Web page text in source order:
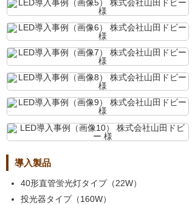
導入製品
40形直管蛍光灯タイプ（22W）
投光器タイプ（160W）